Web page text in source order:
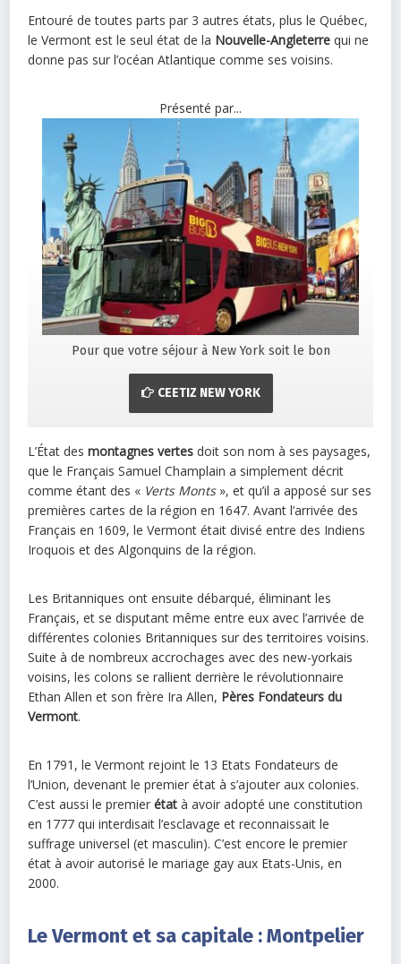
Entouré de toutes parts par 3 autres états, plus le Québec,
le Vermont est le seul état de la Nouvelle-Angleterre qui ne
donne pas sur l’océan Atlantique comme ses voisins.
Présenté par...
Pour que votre séjour à New York soit le bon
CEETIZ NEW YORK
L’État desmontagnes vertes doit son nom à ses paysages,
que le Français Samuel Champlain a simplement décrit
comme étant des « Verts Monts», et qu’il a apposé sur ses
premières cartes de la région en 1647. Avant l’arrivée des
Français en 1609, le Vermont était divisé entre des Indiens
Iroquois et des Algonquins de la région.
Les Britanniques ont ensuite débarqué, éliminant les
Français, et se disputant même entre eux avec l’arrivée de
différentes colonies Britanniques sur des territoires voisins.
Suite à de nombreux accrochages avec des new-yorkais
voisins, les colons se rallient derrière le révolutionnaire
Ethan Allen et son frère Ira Allen, Pères Fondateurs du
Vermont.
En 1791, le Vermont rejoint le 13 Etats Fondateurs de
l’Union, devenant le premier état à s’ajouter aux colonies.
C’est aussi le premierétat à avoir adopté une constitution
en 1777 qui interdisait l’esclavage et reconnaissait le
suffrage universel (et masculin). C’est encore le premier
état à avoir autorisé le mariage gay aux Etats-Unis, en
2000.
Le Vermont et sa capitale : Montpelier